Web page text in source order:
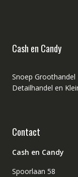
Cash en Candy
Snoep Groothandel
Detailhandel en
Contact
Cash en Candy
Spoorlaan 58